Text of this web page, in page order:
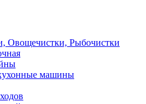
Овощечистки, Рыбочистки
машины